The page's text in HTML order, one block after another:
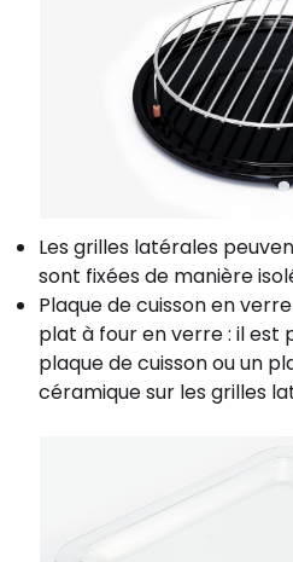
Les grilles latérales
sont fixées de manière
Plaque de cuisson en
plat à four en verre : il est
plaque de cuisson ou un
céramique sur les grilles